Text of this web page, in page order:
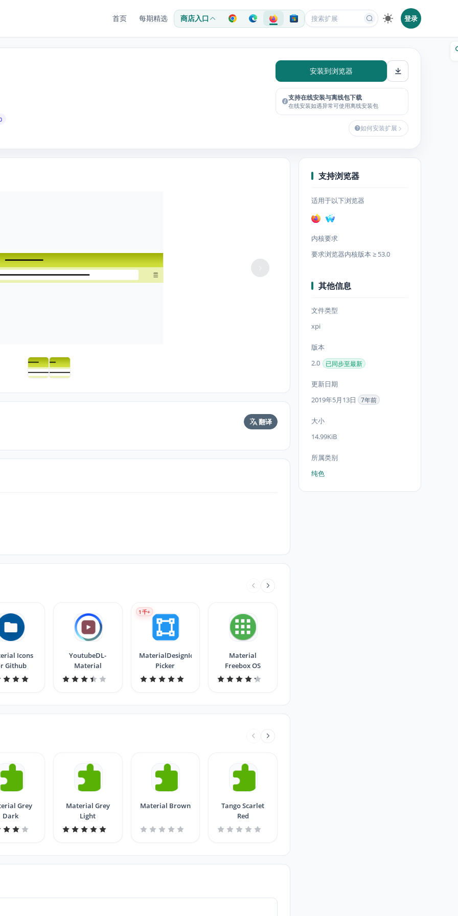
首页 每期精选 商店入口 登录
安装到浏览器
支持在线安装与离线包下载
在线安装如遇异常可使用离线安装包
如何安装扩展
翻译
Icons
Github
YoutubeDL-
Material
MaterialDesignIcons
Picker
1 千+
Material
Freebox OS
Grey
Dark
Material Grey
Light
Material Brown
Tango Scarlet
Red
支持浏览器
适用于以下浏览器
内核要求
要求浏览器内核版本 ≥ 53.0
其他信息
文件类型
xpi
版本
2.0
已同步至最新
更新日期
2019年5月13日
7年前
大小
14.99KiB
所属类别
纯色